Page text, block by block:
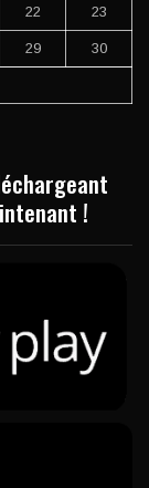
22 23
29 30
!